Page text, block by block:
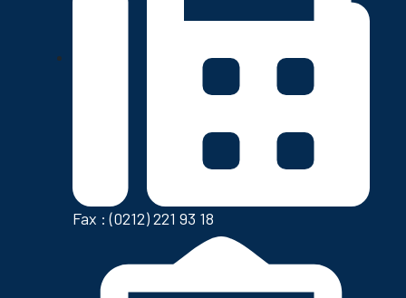
Fax : (0212) 221 93 18